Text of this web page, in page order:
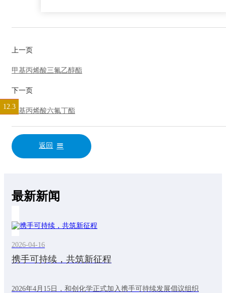
1.1
6.1
6.3
9.4
12.3
上一页
甲基丙烯酸三氟乙醇酯
下一页
甲基丙烯酸六氟丁酯
返回
最新新闻
2026-04-16
携手可持续，共筑新征程
2026年4月15日，和创化学正式加入携手可持续发展倡议组织